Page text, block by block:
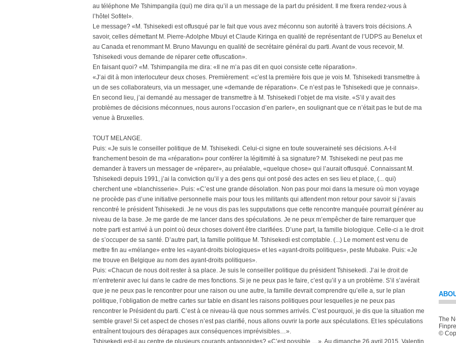
au téléphone Me Tshimpangila (qui) me dira qu’il a un message de la part du président. Il me fixera rendez-vous à
l’hôtel Sofitel».
Le message? «M. Tshisekedi est offusqué par le fait que vous avez méconnu son autorité à travers trois décisions. A
savoir, celles démettant M. Pierre-Adolphe Mbuyi et Claude Kiringa en qualité de représentant de l’UDPS au Benelux et
au Canada et renommant M. Bruno Mavungu en qualité de secrétaire général du parti. Avant de vous recevoir, M.
Tshisekedi vous demande de réparer cette offuscation».
En faisant quoi? «M. Tshimpangila me dira: «Il ne m’a pas dit en quoi consiste cette réparation».
«J’ai dit à mon interlocuteur deux choses. Premièrement: «c’est la première fois que je vois M. Tshisekedi transmettre à
un de ses collaborateurs, via un messager, une «demande de réparation». Ce n’est pas le Tshisekedi que je connais».
En second lieu, j’ai demandé au messager de transmettre à M. Tshisekedi l’objet de ma visite. «S’il y avait des
problèmes de décisions méconnues, nous aurons l’occasion d’en parler», en soulignant que ce n’était pas le but de ma
venue à Bruxelles.
TOUT MELANGE.
Puis: «Je suis le conseiller politique de M. Tshisekedi. Celui-ci signe en toute souveraineté ses décisions. A-t-il
franchement besoin de ma «réparation» pour conférer la légitimité à sa signature? M. Tshisekedi ne peut pas me
demander à travers un messager de «réparer», au préalable, «quelque chose» qui l’aurait offusqué. Connaissant M.
Tshisekedi depuis 1991, j’ai la conviction qu’il y a des gens qui ont posé des actes en ses lieu et place, (... qui)
cherchent une «blanchisserie». Puis: «C’est une grande désolation. Non pas pour moi dans la mesure où mon voyage
ne procède pas d’une initiative personnelle mais pour tous les militants qui attendent mon retour pour savoir si j’avais
rencontré le président Tshisekedi. Je ne vous dis pas les supputations que cette rencontre manquée pourrait générer au
niveau de la base. Je me garde de me lancer dans des spéculations. Je ne peux m’empêcher de faire remarquer que
notre parti est arrivé à un point où deux choses doivent être clarifiées. D’une part, la famille biologique. Celle-ci a le droit
de s’occuper de sa santé. D’autre part, la famille politique M. Tshisekedi est comptable. (...) Le moment est venu de
mettre fin au «mélange» entre les «ayant-droits biologiques» et les «ayant-droits politiques», peste Mubake. Puis: «Je
me trouve en Belgique au nom des ayant-droits politiques».
Puis: «Chacun de nous doit rester à sa place. Je suis le conseiller politique du président Tshisekedi. J’ai le droit de
m’entretenir avec lui dans le cadre de mes fonctions. Si je ne peux pas le faire, c’est qu’il y a un problème. S’il s’avérait
que je ne peux pas le rencontrer pour une raison ou une autre, la famille devrait comprendre qu’elle a, sur le plan
politique, l’obligation de mettre cartes sur table en disant les raisons politiques pour lesquelles je ne peux pas
rencontrer le Président du parti. C’est à ce niveau-là que nous sommes arrivés. C’est pourquoi, je dis que la situation me
semble grave! Si cet aspect de choses n’est pas clarifié, nous allons ouvrir la porte aux spéculations. Et les spéculations
entraînent toujours des dérapages aux conséquences imprévisibles…».
Tshisekedi est-il au centre de plusieurs courants antagonistes? «C’est possible …». Au dimanche 26 avril 2015, Valentin
The
©